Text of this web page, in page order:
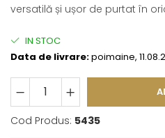
versatilă și ușor de purtat în
IN STOC
Data de livrare:poimaine,
Cod Produs: 5435